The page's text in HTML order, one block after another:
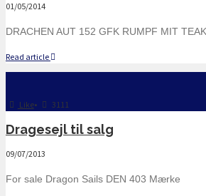
01/05/2014
DRACHEN AUT 152 GFK RUMPF MIT
Read article
Like• 3111
Dragesejl til salg
09/07/2013
For sale Dragon Sails DEN 403